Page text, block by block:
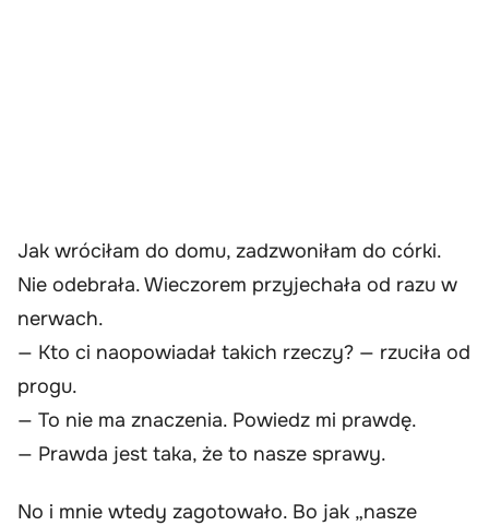
Jak wróciłam do domu, zadzwoniłam do córki.
Nie odebrała. Wieczorem przyjechała od razu w
nerwach.
— Kto ci naopowiadał takich rzeczy? — rzuciła od
progu.
— To nie ma znaczenia. Powiedz mi prawdę.
— Prawda jest taka, że to nasze sprawy.
No i mnie wtedy zagotowało. Bo jak „nasze